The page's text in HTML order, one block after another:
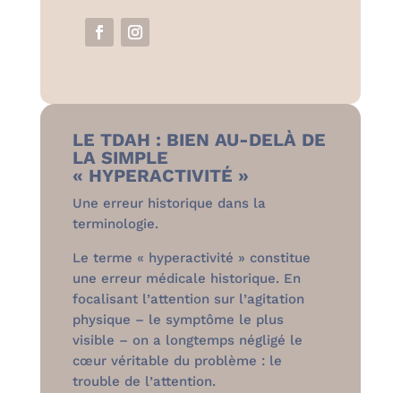
LE TDAH : BIEN AU-DELÀ DE
LA SIMPLE
« HYPERACTIVITÉ »
Une erreur historique dans la
terminologie.
Le terme « hyperactivité » constitue
une erreur médicale historique. En
focalisant l’attention sur l’agitation
physique – le symptôme le plus
visible – on a longtemps négligé le
cœur véritable du problème : le
trouble de l’attention.